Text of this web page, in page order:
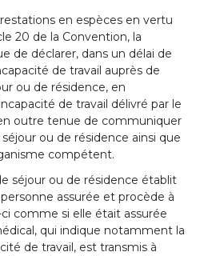
en espèces en vertu
20 de la Convention, la
de déclarer, dans un délai de
de travail auprès de
ou de résidence, en
de travail délivré par le
outre tenue de communiquer
ou de résidence ainsi que
compétent.
séjour ou de résidence établit
assurée et procède à
comme si elle était assurée
qui indique notamment la
de travail, est transmis à